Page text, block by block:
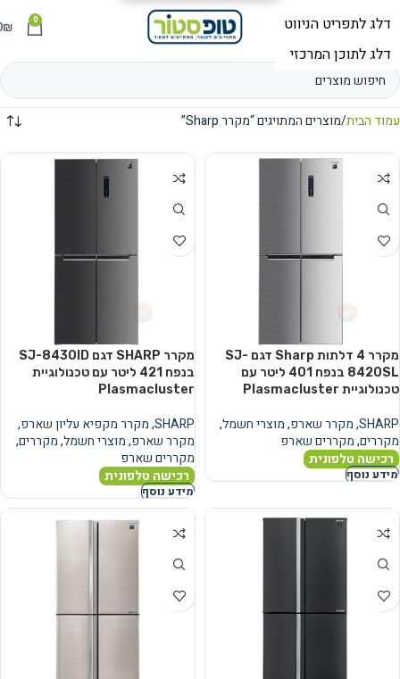
תפריט 0
₪
עמוד הבית מוצרים המתויגים “מקרר Sharp”
מקרר 4 דלתות Sharp דגם SJ-
8420SL בנפח ‏401 ‏ליטר עם
טכנולוגיית Plasmacluster
SHARP
,מקרר שארפ,מוצרי חשמל,
מקררים,מקררים שארפ
רכישה טלפונית
מידע נוסף
מקרר SHARP דגם SJ-8430ID
בנפח ‏421 ‏ליטר עם טכנולוגיית
Plasmacluster
SHARP
,מקרר מקפיא עליון שארפ,
מקרר שארפ,מוצרי חשמל,מקררים,
מקררים שארפ
רכישה טלפונית
מידע נוסף